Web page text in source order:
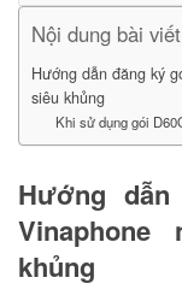
Nội dung bài viết
Hướng dẫn đăng ký
siêu khủng
Khi sử dụng gói
Hướng
khủng